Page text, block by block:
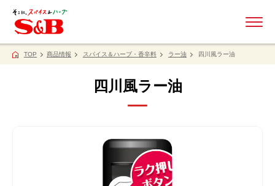
TOP 商品情報 スパイス＆ハーブ・香辛料 ラー油 四川風ラー油
四川風ラー油